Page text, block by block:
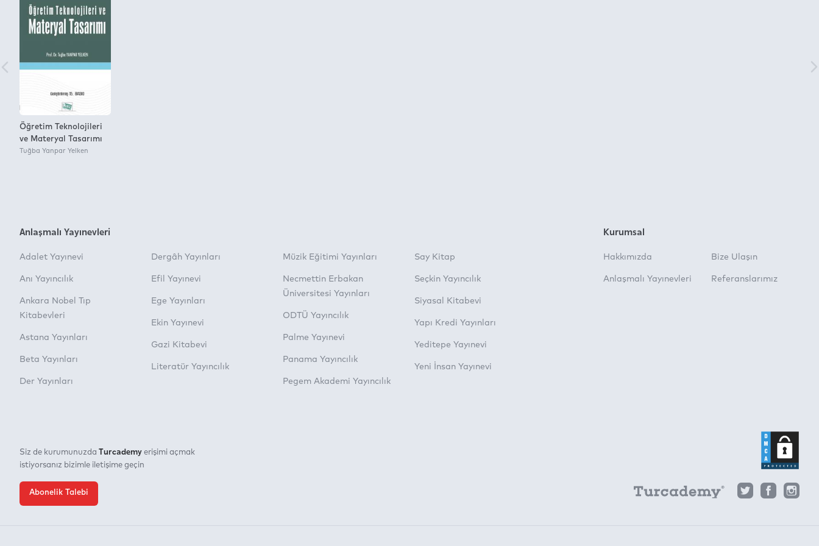
Öğretim Teknolojileri
ve Materyal Tasarımı
Tuğba Yanpar Yelken
Anlaşmalı Yayınevleri
Adalet Yayınevi
Anı Yayıncılık
Ankara Nobel Tıp
Kitabevleri
Astana Yayınları
Beta Yayınları
Der Yayınları
Dergâh Yayınları
Efil Yayınevi
Ege Yayınları
Ekin Yayınevi
Gazi Kitabevi
Literatür Yayıncılık
Müzik Eğitimi Yayınları
Necmettin Erbakan
Üniversitesi Yayınları
ODTÜ Yayıncılık
Palme Yayınevi
Panama Yayıncılık
Pegem Akademi Yayıncılık
Say Kitap
Seçkin Yayıncılık
Siyasal Kitabevi
Yapı Kredi Yayınları
Yeditepe Yayınevi
Yeni İnsan Yayınevi
Kurumsal
Hakkımızda
Anlaşmalı Yayınevleri
Bize Ulaşın
Referanslarımız
Siz de kurumunuzda Turcademy erişimi açmak
istiyorsanız bizimle iletişime geçin
Abonelik Talebi